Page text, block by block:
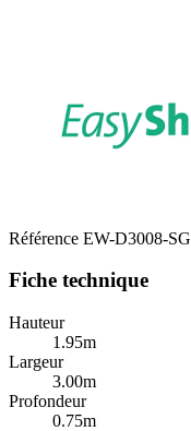
Référence EW-D3008-SG
Fiche technique
Hauteur
1.95m
Largeur
3.00m
Profondeur
0.75m